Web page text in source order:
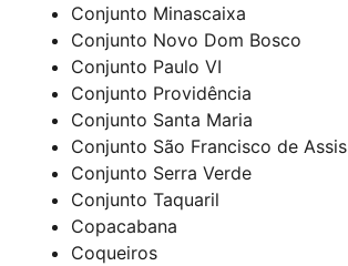
Conjunto Minascaixa
Conjunto Novo Dom Bosco
Conjunto Paulo VI
Conjunto Providência
Conjunto Santa Maria
Conjunto São Francisco de Assis
Conjunto Serra Verde
Conjunto Taquaril
Copacabana
Coqueiros